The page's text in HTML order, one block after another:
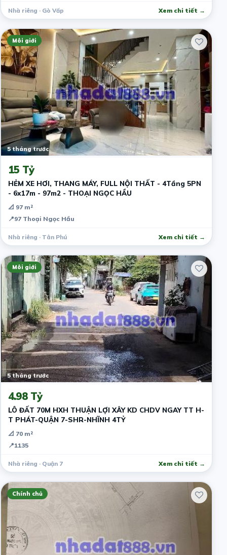
Nhà riêng · Gò Vấp Xem chi tiết →
Môi giới
5 tháng trước
15 Tỷ
HẺM XE HƠI, THANG MÁY, FULL NỘI THẤT - 4Tầng 5PN
- 6x17m - 97m2 - THOẠI NGỌC HẦU
📐 97 m²
📍97 Thoại Ngọc Hầu
Nhà riêng · Tân Phú Xem chi tiết →
Môi giới
5 tháng trước
4.98 Tỷ
LÔ ĐẤT 70M HXH THUẬN LỢI XÂY KD CHDV NGAY TT H-
T PHÁT-QUẬN 7-SHR-NHĨNH 4TỶ
📐 70 m²
📍1135
Nhà riêng · Quận 7 Xem chi tiết →
Chính chủ